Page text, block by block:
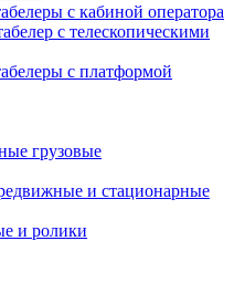
с кабиной оператора
с телескопическими
с платформой
грузовые
и стационарные
и ролики